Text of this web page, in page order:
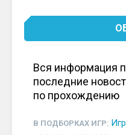
Вся информация
последние
по прохождению
В ПОДБОРКАХ ИГР: